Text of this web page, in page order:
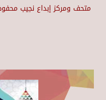
متحف ومركز إبداع نجيب محفوظ ١١٤ عاماً على ميلاد صاحب